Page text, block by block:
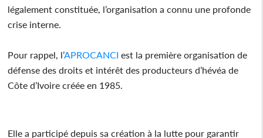
légalement constituée, l’organisation a connu une profonde
crise interne.
Pour rappel, l’APROCANCI est la première organisation de
défense des droits et intérêt des producteurs d’hévéa de
Côte d’Ivoire créée en 1985.
Elle a participé depuis sa création à la lutte pour garantir